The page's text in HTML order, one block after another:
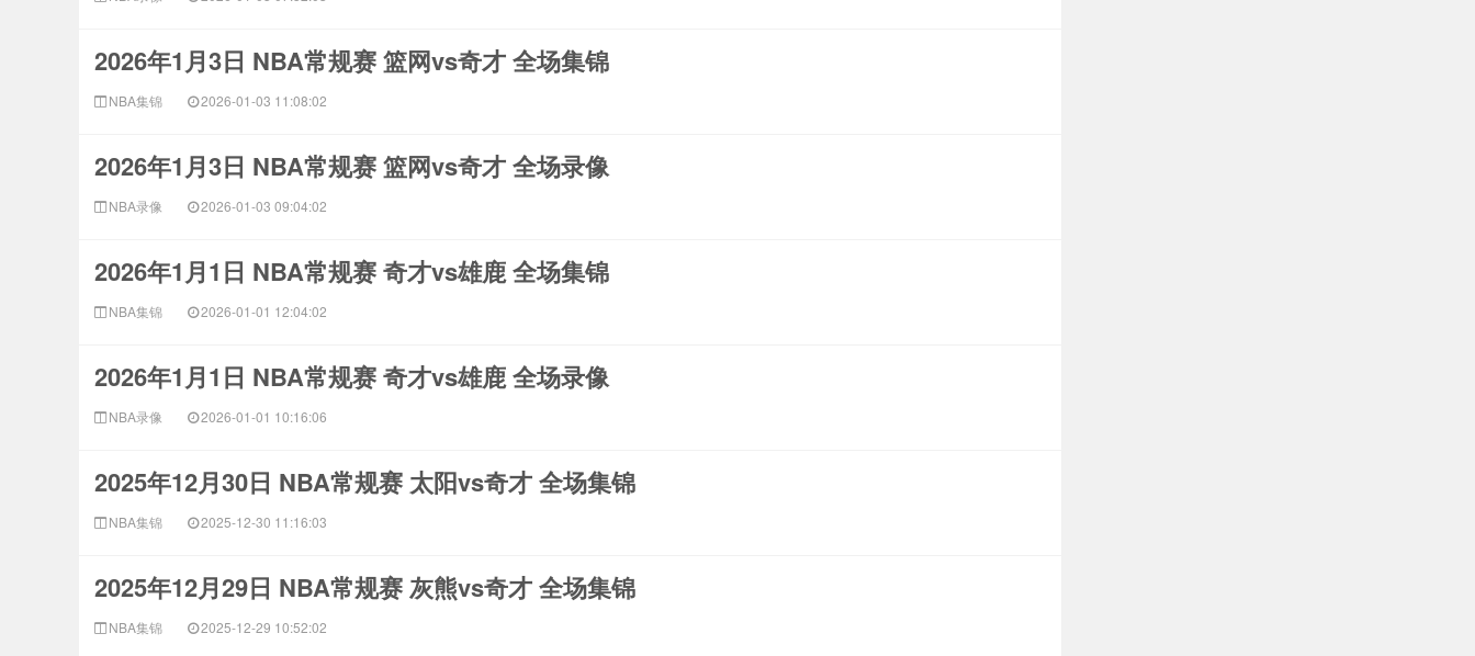
2026年1月3日 NBA常规赛 篮网vs奇才 全场集锦
NBA集锦 2026-01-03 11:08:02
2026年1月3日 NBA常规赛 篮网vs奇才 全场录像
NBA录像 2026-01-03 09:04:02
2026年1月1日 NBA常规赛 奇才vs雄鹿 全场集锦
NBA集锦 2026-01-01 12:04:02
2026年1月1日 NBA常规赛 奇才vs雄鹿 全场录像
NBA录像 2026-01-01 10:16:06
2025年12月30日 NBA常规赛 太阳vs奇才 全场集锦
NBA集锦 2025-12-30 11:16:03
2025年12月29日 NBA常规赛 灰熊vs奇才 全场集锦
NBA集锦 2025-12-29 10:52:02